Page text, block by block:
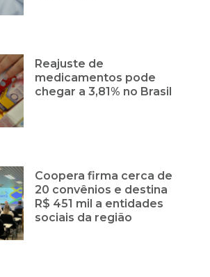
Reajuste de
medicamentos pode
chegar a 3,81% no Brasil
Coopera firma cerca de
20 convênios e destina
R$ 451 mil a entidades
sociais da região